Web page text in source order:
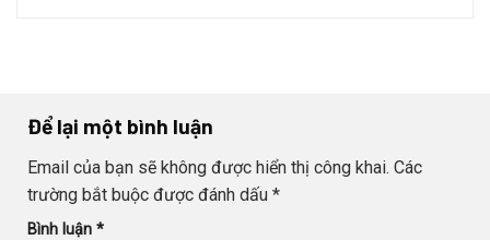
Để lại một bình luận
Email của bạn sẽ không được hiển thị công khai. Các
trường bắt buộc được đánh dấu *
Bình luận *